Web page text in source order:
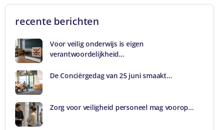
recente berichten
Voor veilig onderwijs is eigen
verantwoordelijkheid…
De Conciërgedag van 25 juni smaakt…
Zorg voor veiligheid personeel mag voorop…